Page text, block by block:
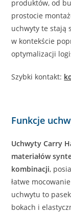
produktów, od
prostocie
uchwyty te stają
w kontekście
optymalizacji
Szybki kontakt:
Funkcje
Uchwyty Carry
materiałów
kombinacji,
łatwe
uchwytu to
bokach i